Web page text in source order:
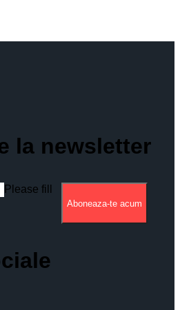
la newsletter
Please fill
Aboneaza-te acum